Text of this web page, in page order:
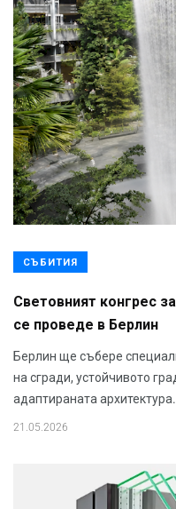
СЪБИТИЯ
Световният конгрес
се проведе в Берлин
Берлин ще събере
на сгради, устойчивото
адаптираната архитектура.
21.05.2026